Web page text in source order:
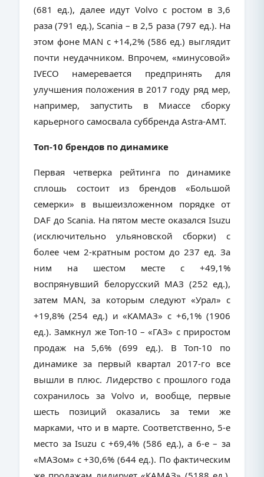
(681 ед.), далее идут Volvo с ростом в 3,6
раза (791 ед.), Scania – в 2,5 раза (797 ед.). На
этом фоне MAN с +14,2% (586 ед.) выглядит
почти неудачником. Впрочем, «минусовой»
IVECO намеревается предпринять для
улучшения положения в 2017 году ряд мер,
например, запустить в Миассе сборку
карьерного самосвала суббренда Astra-AMT.
Топ-10 брендов по динамике
Первая четверка рейтинга по динамике
сплошь состоит из брендов «Большой
семерки» в вышеизложенном порядке от
DAF до Scania. На пятом месте оказался Isuzu
(исключительно ульяновской сборки) с
более чем 2-кратным ростом до 237 ед. За
ним на шестом месте с +49,1%
воспрянувший белорусский МАЗ (252 ед.),
затем MAN, за которым следуют «Урал» с
+19,8% (254 ед.) и «КАМАЗ» с +6,1% (1906
ед.). Замкнул же Топ-10 – «ГАЗ» с приростом
продаж на 5,6% (699 ед.). В Топ-10 по
динамике за первый квартал 2017-го все
вышли в плюс. Лидерство с прошлого года
сохранилось за Volvo и, вообще, первые
шесть позиций оказались за теми же
марками, что и в марте. Соответственно, 5-е
место за Isuzu с +69,4% (586 ед.), а 6-е – за
«МАЗом» с +30,6% (644 ед.). По фактическим